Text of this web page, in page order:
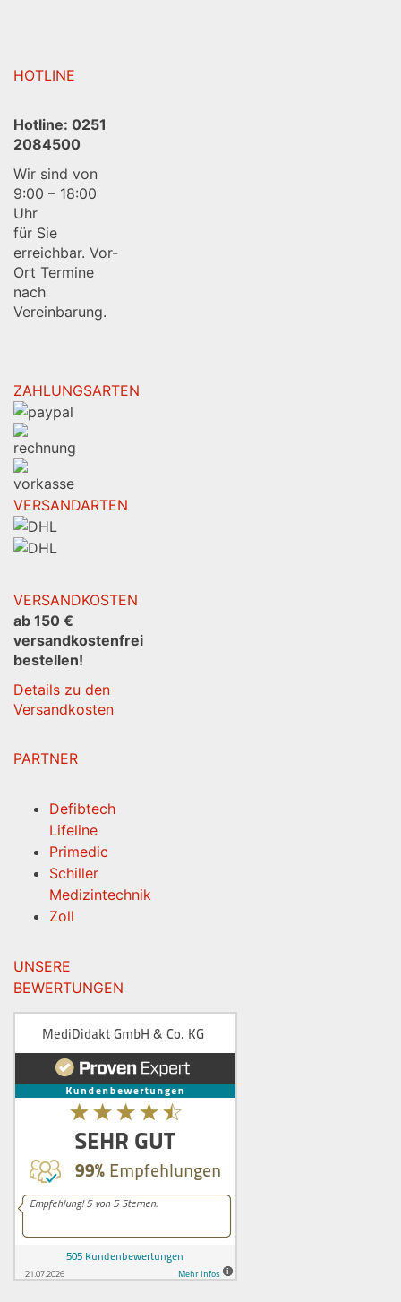
HOTLINE
Hotline: 0251
2084500
Wir sind von
9:00 – 18:00
Uhr
für Sie
erreichbar. Vor-
Ort Termine
nach
Vereinbarung.
ZAHLUNGSARTEN
VERSANDARTEN
VERSANDKOSTEN
ab 150 €
versandkostenfrei
bestellen!
Details zu den
Versandkosten
PARTNER
Defibtech
Lifeline
Primedic
Schiller
Medizintechnik
Zoll
UNSERE
BEWERTUNGEN